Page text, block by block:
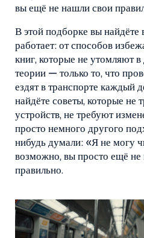
вы ещё не нашли свои
В этой подборке вы найдёте
работает: от способов
книг, которые не утомляют
теории — только то, что
ездят в транспорте каждый
найдёте советы, которые не
устройств, не требуют
просто немного другого
нибудь думали: «Я не могу
возможно, вы просто ещё не
правильно.